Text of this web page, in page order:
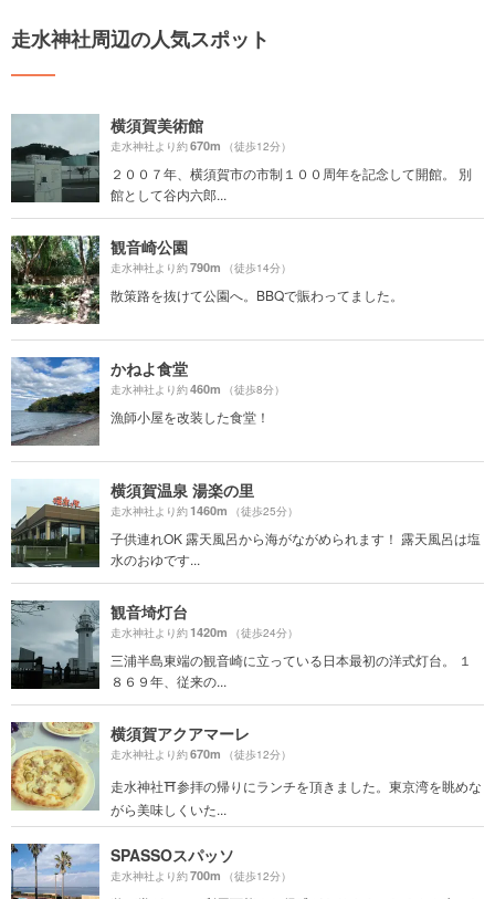
走水神社周辺の人気スポット
横須賀美術館
走水神社より約670m （徒歩12分）
２００７年、横須賀市の市制１００周年を記念して開館。 別
館として谷内六郎...
観音崎公園
走水神社より約790m （徒歩14分）
散策路を抜けて公園へ。BBQで賑わってました。
かねよ食堂
走水神社より約460m （徒歩8分）
漁師小屋を改装した食堂！
横須賀温泉 湯楽の里
走水神社より約1460m （徒歩25分）
子供連れOK 露天風呂から海がながめられます！ 露天風呂は塩
水のおゆです...
観音埼灯台
走水神社より約1420m （徒歩24分）
三浦半島東端の観音崎に立っている日本最初の洋式灯台。 １
８６９年、従来の...
横須賀アクアマーレ
走水神社より約670m （徒歩12分）
走水神社⛩参拝の帰りにランチを頂きました。東京湾を眺めな
がら美味しくいた...
SPASSOスパッソ
走水神社より約700m （徒歩12分）